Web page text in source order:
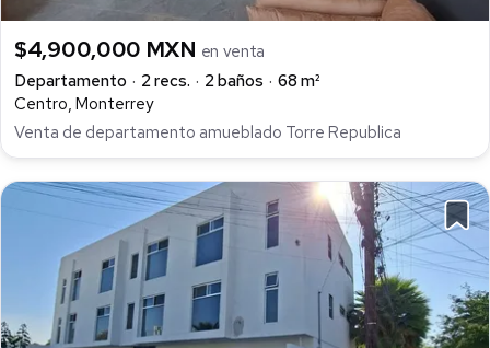
$4,900,000 MXN en venta
Departamento
2 recs. 2 baños
68 m²
Centro, Monterrey
Venta de departamento amueblado Torre Republica